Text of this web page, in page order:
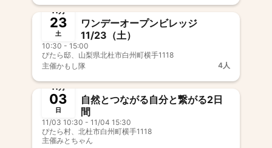
11月
23
土
ワンデーオープンビレッジ
11/23（土）
10:30 - 15:00
ぴたら邸、山梨県北杜市白州町横手1118
主催かもし隊 4人
終了
11月
03
日
自然とつながる自分と繋がる2日
間
11/03 10:30 - 11/04 15:30
ぴたら村、北杜市白州町横手1118
主催みとちゃん
終了